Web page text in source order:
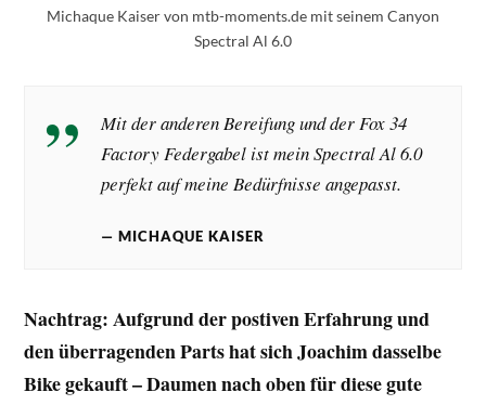
Michaque Kaiser von mtb-moments.de mit seinem Canyon
Spectral Al 6.0
Mit der anderen Bereifung und der Fox 34
Factory Federgabel ist mein Spectral Al 6.0
perfekt auf meine Bedürfnisse angepasst.
MICHAQUE KAISER
Nachtrag: Aufgrund der postiven Erfahrung und
den überragenden Parts hat sich Joachim dasselbe
Bike gekauft – Daumen nach oben für diese gute